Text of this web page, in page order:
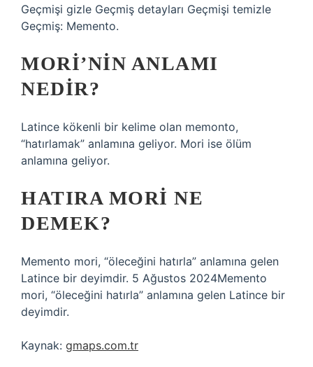
Geçmişi gizle Geçmiş detayları Geçmişi temizle
Geçmiş: Memento.
MORI’NIN ANLAMI
NEDIR?
Latince kökenli bir kelime olan memonto,
“hatırlamak” anlamına geliyor. Mori ise ölüm
anlamına geliyor.
HATIRA MORI NE
DEMEK?
Memento mori, “öleceğini hatırla” anlamına gelen
Latince bir deyimdir. 5 Ağustos 2024Memento
mori, “öleceğini hatırla” anlamına gelen Latince bir
deyimdir.
Kaynak: gmaps.com.tr